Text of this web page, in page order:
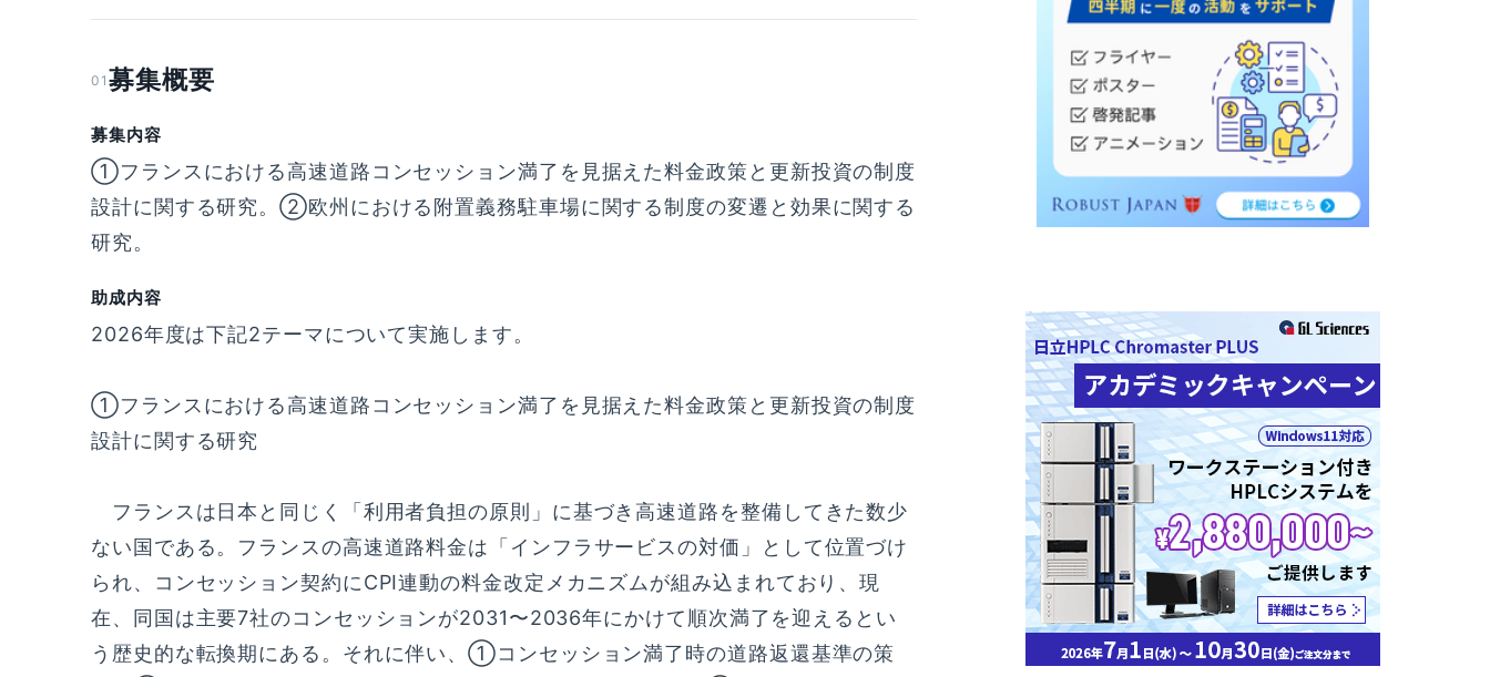
01 募集概要
募集内容
①フランスにおける高速道路コンセッション満了を見据えた料金政策と更新投資の制度
設計に関する研究。②欧州における附置義務駐車場に関する制度の変遷と効果に関する
研究。
助成内容
2026年度は下記2テーマについて実施します。
①フランスにおける高速道路コンセッション満了を見据えた料金政策と更新投資の制度
設計に関する研究
フランスは日本と同じく「利用者負担の原則」に基づき高速道路を整備してきた数少
ない国である。フランスの高速道路料金は「インフラサービスの対価」として位置づけ
られ、コンセッション契約にCPI連動の料金改定メカニズムが組み込まれており、現
在、同国は主要7社のコンセッションが2031〜2036年にかけて順次満了を迎えるとい
う歴史的な転換期にある。それに伴い、①コンセッション満了時の道路返還基準の策